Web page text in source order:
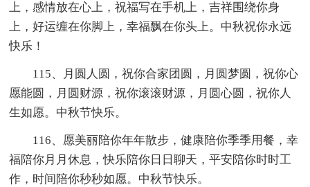
上，感情放在心上，祝福写在手机上，吉祥围绕你身
上，好运缠在你脚上，幸福飘在你头上。中秋祝你永远
快乐！
115、月圆人圆，祝你合家团圆，月圆梦圆，祝你心
愿能圆，月圆财源，祝你滚滚财源，月圆心圆，祝你人
生如愿。中秋节快乐。
116、愿美丽陪你年年散步，健康陪你季季用餐，幸
福陪你月月休息，快乐陪你日日聊天，平安陪你时时工
作，时间陪你秒秒如愿。中秋节快乐。